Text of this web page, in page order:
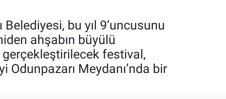
bu yıl 9’uncusunu
ahşabın büyülü
gerçekleştirilecek festival,
Odunpazarı Meydanı’nda bir